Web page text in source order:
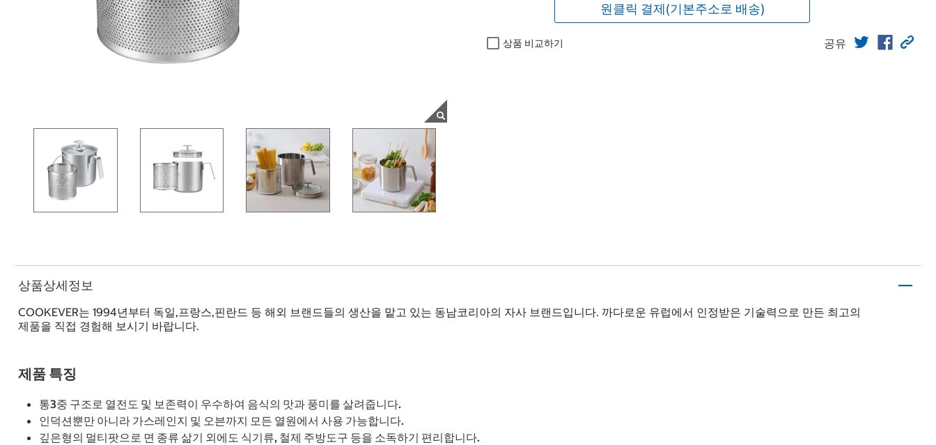
원클릭 결제(기본주소로 배송)
상품 비교하기 공유
상품상세정보
COOKEVER는 1994년부터 독일,프랑스,핀란드 등 해외 브랜드들의 생산을 맡고 있는 동남코리아의 자사 브랜드입니다. 까다로운 유럽에서 인정받은 기술력으로 만든 최고의
제품을 직접 경험해 보시기 바랍니다.
제품 특징
통3중 구조로 열전도 및 보존력이 우수하여 음식의 맛과 풍미를 살려줍니다.
인덕션뿐만 아니라 가스레인지 및 오븐까지 모든 열원에서 사용 가능합니다.
깊은형의 멀티팟으로 면 종류 삶기 외에도 식기류, 철제 주방도구 등을 소독하기 편리합니다.